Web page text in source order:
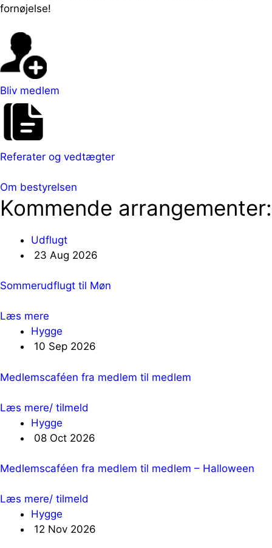
fornøjelse!
Bliv medlem
Referater og vedtægter
Om bestyrelsen
Kommende arrangementer:
Udflugt
23 Aug 2026
Sommerudflugt til Møn
Læs mere
Hygge
10 Sep 2026
Medlemscaféen fra medlem til medlem
Læs mere/ tilmeld
Hygge
08 Oct 2026
Medlemscaféen fra medlem til medlem – Halloween
Læs mere/ tilmeld
Hygge
12 Nov 2026